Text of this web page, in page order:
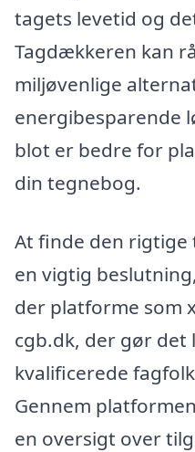
tagets levetid og
Tagdækkeren kan
miljøvenlige
energibesparende
blot er bedre for
din tegnebog.
At finde den
en vigtig
der platforme som
cgb.dk, der gør
kvalificerede
Gennem
en oversigt over